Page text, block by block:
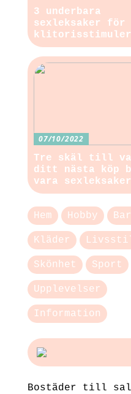
3 underbara
sexleksaker för
07/10/2022
Tre skäl till
ditt nästa köp
vara sexleksaker
Hem Hobby
Kläder
Skönhet Sport
Upplevelser
Information
Bostäder till